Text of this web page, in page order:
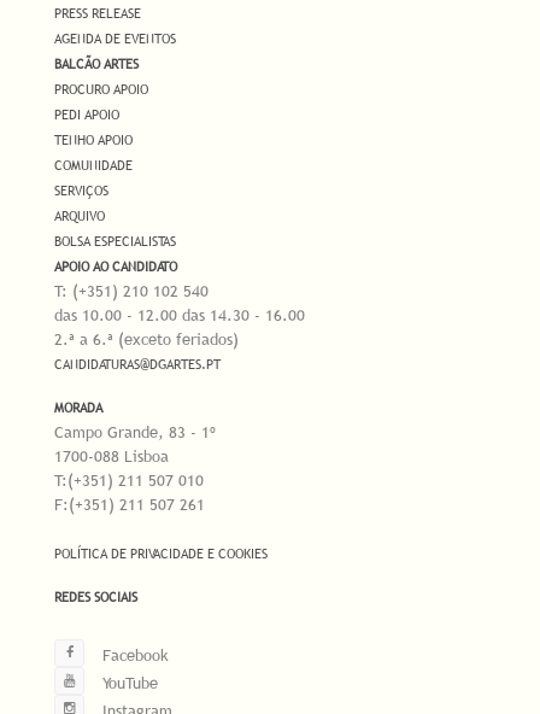
PRESS RELEASE
AGENDA DE EVENTOS
BALCÃO ARTES
PROCURO APOIO
PEDI APOIO
TENHO APOIO
COMUNIDADE
SERVIÇOS
ARQUIVO
BOLSA ESPECIALISTAS
APOIO AO CANDIDATO
T: (+351) 210 102 540
das 10.00 - 12.00 das 14.30 - 16.00
2.ª a 6.ª (exceto feriados)
CANDIDATURAS@DGARTES.PT
MORADA
Campo Grande, 83 - 1º
1700-088 Lisboa
T:(+351) 211 507 010
F:(+351) 211 507 261
POLÍTICA DE PRIVACIDADE E COOKIES
REDES SOCIAIS
Facebook
YouTube